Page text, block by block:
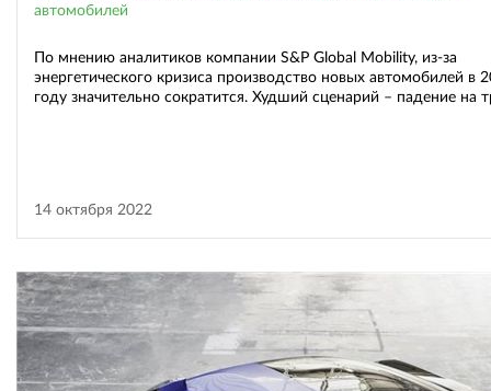
автомобилей
По мнению аналитиков компании S&P Global Mobility, из-за
энергетического кризиса производство новых автомобилей в
году значительно сократится. Худший сценарий – падение на
14 октября 2022